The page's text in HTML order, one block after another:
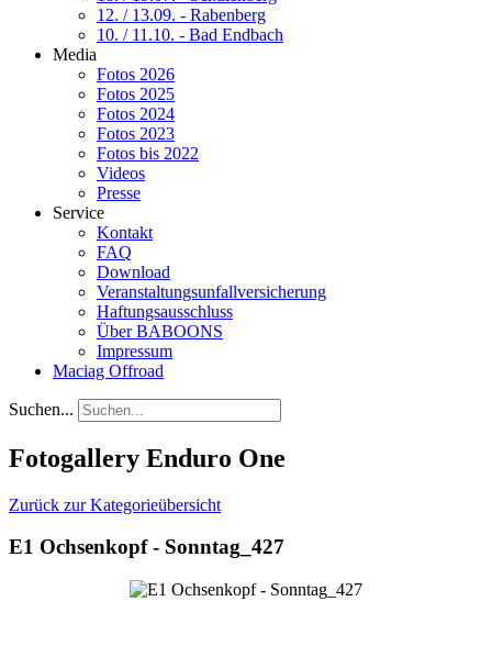
12. / 13.09. - Rabenberg
10. / 11.10. - Bad Endbach
Media
Fotos 2026
Fotos 2025
Fotos 2024
Fotos 2023
Fotos bis 2022
Videos
Presse
Service
Kontakt
FAQ
Download
Veranstaltungsunfallversicherung
Haftungsausschluss
Über BABOONS
Impressum
Maciag Offroad
Suchen...
Fotogallery Enduro One
Zurück zur Kategorieübersicht
E1 Ochsenkopf - Sonntag_427